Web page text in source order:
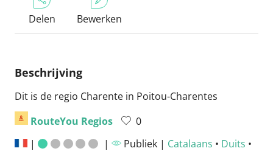
Delen Bewerken
Beschrijving
Dit is de regio Charente in Poitou-Charentes
RouteYou Regios
0
|
| Publiek | Catalaans • Duits •